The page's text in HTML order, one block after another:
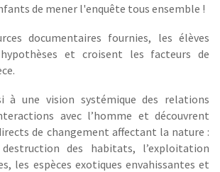
de mener l'enquête tous ensemble !
documentaires fournies, les élèves
et croisent les facteurs de
à une vision systémique des relations
avec l’homme et découvrent
de changement affectant la nature :
des habitats, l’exploitation
les espèces exotiques envahissantes et